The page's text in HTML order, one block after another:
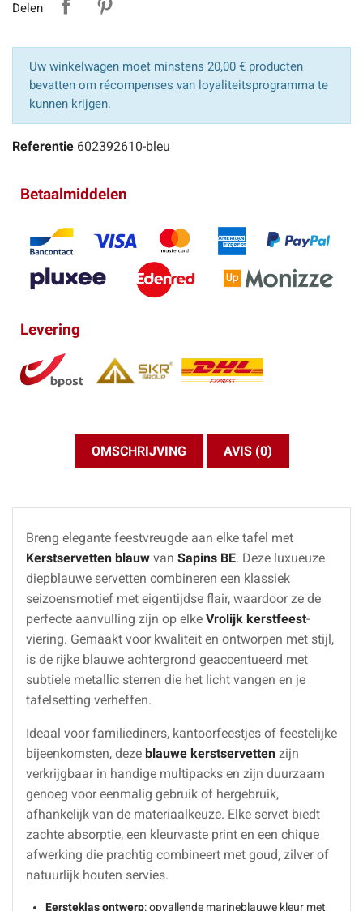
Delen
Uw winkelwagen moet minstens 20,00 € producten
bevatten om récompenses van loyaliteitsprogramma te
kunnen krijgen.
Referentie 602392610-bleu
Betaalmiddelen
Levering
OMSCHRIJVING AVIS (0)
Breng elegante feestvreugde aan elke tafel met
Kerstservetten blauw van Sapins BE. Deze luxueuze
diepblauwe servetten combineren een klassiek
seizoensmotief met eigentijdse flair, waardoor ze de
perfecte aanvulling zijn op elke Vrolijk kerstfeest-
viering. Gemaakt voor kwaliteit en ontworpen met stijl,
is de rijke blauwe achtergrond geaccentueerd met
subtiele metallic sterren die het licht vangen en je
tafelsetting verheffen.
Ideaal voor familiediners, kantoorfeestjes of feestelijke
bijeenkomsten, deze blauwe kerstservetten zijn
verkrijgbaar in handige multipacks en zijn duurzaam
genoeg voor eenmalig gebruik of hergebruik,
afhankelijk van de materiaalkeuze. Elke servet biedt
zachte absorptie, een kleurvaste print en een chique
afwerking die prachtig combineert met goud, zilver of
natuurlijk houten servies.
Eersteklas ontwerp: opvallende marineblauwe kleur met